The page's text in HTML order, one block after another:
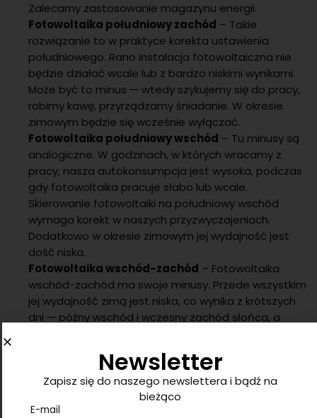
Zalecamy zastosowanie magazynu energii.
Fotowoltaika południowy zachód – Takie
rozwiązanie to w praktyce korekta ustawienia
południowego. Rano instalacja fotowoltaiczna nie
będzie działać wcale lub z bardzo niskimi wynikami.
Może być to minus — wtedy szykujemy się do pracy,
robimy kawę, przyrządzamy śniadanie. W okresie
zimowym będzie się wcześnie wyłączać.
Fotowoltaika południowy wschód – Tu minusy są
analogiczne. W godzinach, w których wracamy z
pracy, nasza autokonsumpcja jest wysoka, podczas
gdy fotowoltaika pracuje słabo lub wcale.
Skierowanie fotowoltaiki na południowy wschód
wymaga korekt w naszych przyzwyczajeniach.
Dodatkowo w okresie zimowym jej wydajność jest
dość niska.
Fotowoltaika wschód-zachód – Fotowoltaika
wschód-zachód ma swoje minusy. Przede wszystkim
jej wydajność zimą jest niska, co wynika z krótszych
dni — późny wschód i wczesny zachód słońca, a
W tym systemie także trzeba rozważyć optymalny
kąt nachylenia. Instalacja wschód-zachód lepiej
działa na dachach wypłaszczonych niż o dużym
Newsletter
Zapisz się do naszego newslettera i bądź na
bieżąco
E-mail